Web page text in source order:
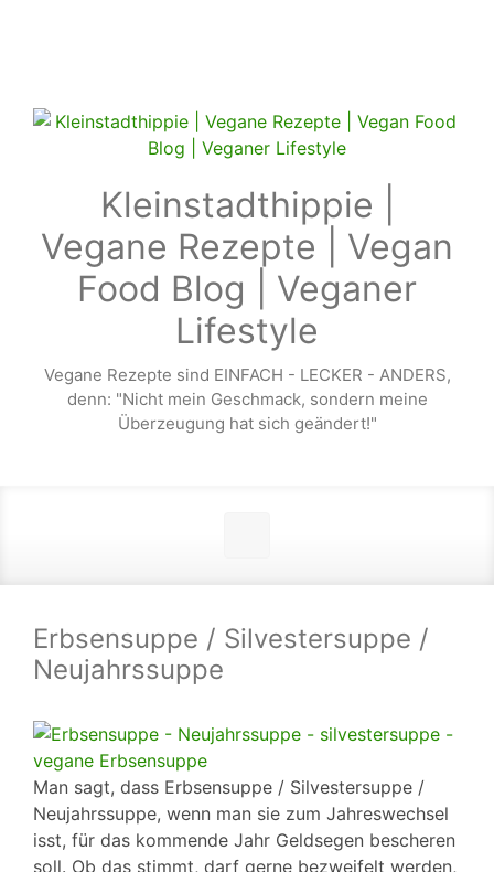
Kleinstadthippie |
Vegane Rezepte | Vegan
Food Blog | Veganer
Lifestyle
Vegane Rezepte sind EINFACH - LECKER - ANDERS,
denn: "Nicht mein Geschmack, sondern meine
Überzeugung hat sich geändert!"
Erbsensuppe / Silvestersuppe /
Neujahrssuppe
Man sagt, dass Erbsensuppe / Silvestersuppe /
Neujahrssuppe, wenn man sie zum Jahreswechsel
isst, für das kommende Jahr Geldsegen bescheren
soll. Ob das stimmt, darf gerne bezweifelt werden,